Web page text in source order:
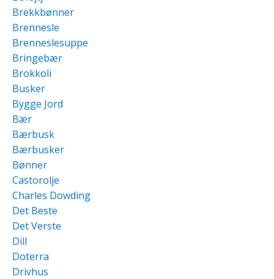
Brekkbønner
Brennesle
Brenneslesuppe
Bringebær
Brokkoli
Busker
Bygge Jord
Bær
Bærbusk
Bærbusker
Bønner
Castorolje
Charles Dowding
Det Beste
Det Verste
Dill
Doterra
Drivhus